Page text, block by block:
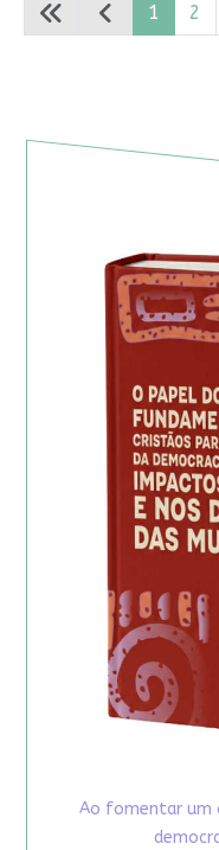
1 2
Ao fomentar um